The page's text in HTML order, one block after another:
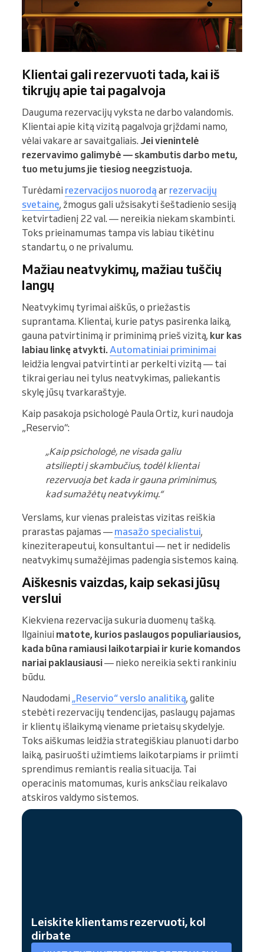
Klientai gali rezervuoti tada, kai iš
tikrųjų apie tai pagalvoja
Dauguma rezervacijų vyksta ne darbo valandomis.
Klientai apie kitą vizitą pagalvoja grįždami namo,
vėlai vakare ar savaitgaliais. Jei vienintelė
rezervavimo galimybė — skambutis darbo metu,
tuo metu jums jie tiesiog neegzistuoja.
Turėdami rezervacijos nuorodą ar rezervacijų
svetainę, žmogus gali užsisakyti šeštadienio sesiją
ketvirtadienį 22 val. — nereikia niekam skambinti.
Toks prieinamumas tampa vis labiau tikėtinu
standartu, o ne privalumu.
Mažiau neatvykimų, mažiau tuščių
langų
Neatvykimų tyrimai aiškūs, o priežastis
suprantama. Klientai, kurie patys pasirenka laiką,
gauna patvirtinimą ir priminimą prieš vizitą, kur kas
labiau linkę atvykti.Automatiniai priminimai
leidžia lengvai patvirtinti ar perkelti vizitą — tai
tikrai geriau nei tylus neatvykimas, paliekantis
skylę jūsų tvarkaraštyje.
Kaip pasakoja psichologė Paula Ortiz, kuri naudoja
„Reservio“:
„Kaip psichologė, ne visada galiu
atsiliepti į skambučius, todėl klientai
rezervuoja bet kada ir gauna priminimus,
kad sumažėtų neatvykimų.“
Verslams, kur vienas praleistas vizitas reiškia
prarastas pajamas — masažo specialistui,
kineziterapeutui, konsultantui — net ir nedidelis
neatvykimų sumažėjimas padengia sistemos kainą.
Aiškesnis vaizdas, kaip sekasi jūsų
verslui
Kiekviena rezervacija sukuria duomenų tašką.
Ilgainiui matote, kurios paslaugos populiariausios,
kada būna ramiausi laikotarpiai ir kurie komandos
nariai paklausiausi— nieko nereikia sekti rankiniu
būdu.
Naudodami „Reservio“ verslo analitiką, galite
stebėti rezervacijų tendencijas, paslaugų pajamas
ir klientų išlaikymą viename prietaisų skydelyje.
Toks aiškumas leidžia strategiškiau planuoti darbo
laiką, pasiruošti užimtiems laikotarpiams ir priimti
sprendimus remiantis realia situacija. Tai
operacinis matomumas, kuris anksčiau reikalavo
atskiros valdymo sistemos.
Leiskite klientams rezervuoti, kol
dirbate